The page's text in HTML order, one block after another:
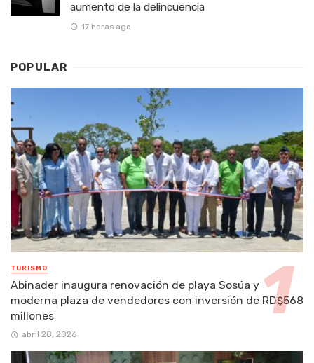
aumento de la delincuencia
17 horas ago
POPULAR
TURISMO
Abinader inaugura renovación de playa Sosúa y
moderna plaza de vendedores con inversión de RD$568
millones
abril 28, 2026